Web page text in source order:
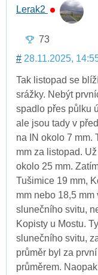
Lerak2
73
# 28.11.2025,
Tak listopad se
srážky. Nebýt
spadlo přes půlku
ale jsou tady v
na IN okolo 7 mm.
mm za listopad.
okolo 25 mm.
Tušimice 19 mm,
mm nebo 18,5
slunečního svitu,
Kopisty u Mostu.
slunečního svitu,
průměr byl za
průměrem.